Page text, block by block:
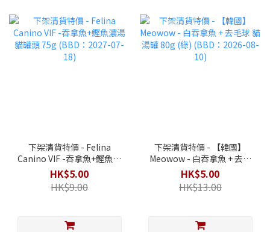
下架清貨特價 - Felina
Canino VIF -吞拿魚+鰹魚濃
湯 貓罐頭 75g (BBD：2027-
07-18)
HK$5.00
HK$9.00
下架清貨特價 - 【韓國】
Meowow - 白吞拿魚 + 去毛
球 貓湯罐 80g (綠) (BBD：
2026-08-10)
HK$5.00
HK$13.00